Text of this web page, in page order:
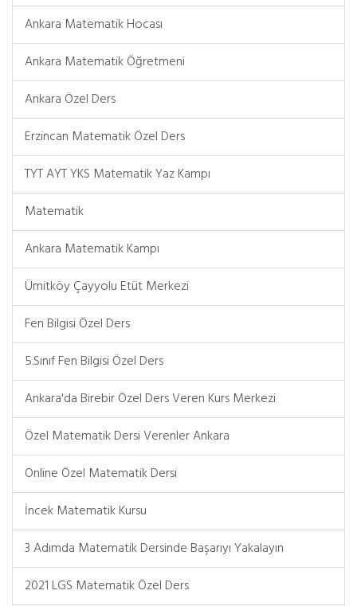
Ankara Matematik Hocası
Ankara Matematik Öğretmeni
Ankara Özel Ders
Erzincan Matematik Özel Ders
TYT AYT YKS Matematik Yaz Kampı
Matematik
Ankara Matematik Kampı
Ümitköy Çayyolu Etüt Merkezi
Fen Bilgisi Özel Ders
5.Sınıf Fen Bilgisi Özel Ders
Ankara'da Birebir Özel Ders Veren Kurs Merkezi
Özel Matematik Dersi Verenler Ankara
Online Özel Matematik Dersi
İncek Matematik Kursu
3 Adımda Matematik Dersinde Başarıyı Yakalayın
2021 LGS Matematik Özel Ders